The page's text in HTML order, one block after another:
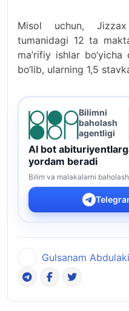
Misol uchun,
tumanidagi 12 ta
ma’rifiy ishlar
bo‘lib, ularning 1,5
Bilimni
baholash
agentligi
AI bot
yordam beradi
Bilim va malakalarni
Gulsanam